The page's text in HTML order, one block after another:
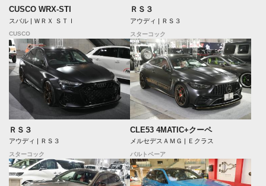
CUSCO WRX-STI
スバル | ＷＲＸ ＳＴＩ
CUSCO
ＲＳ３
アウディ | ＲＳ３
スターコック
ＲＳ３
アウディ | ＲＳ３
スターコック
CLE53 4MATIC+クーペ
メルセデスＡＭＧ | Ｅクラス
バルトベーア